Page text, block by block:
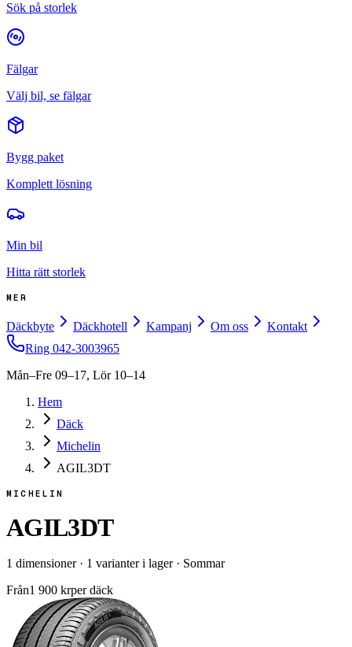
Sök på storlek
Fälgar
Välj bil, se fälgar
Bygg paket
Komplett lösning
Min bil
Hitta rätt storlek
MER
Däckbyte Däckhotell Kampanj Om oss
Kontakt
Ring 042-3003965
Mån–Fre 09–17, Lör 10–14
Hem
Däck
Michelin
AGIL3DT
MICHELIN
AGIL3DT
1 dimensioner· 1 varianter i lager· Sommar
Från1 900 krper däck